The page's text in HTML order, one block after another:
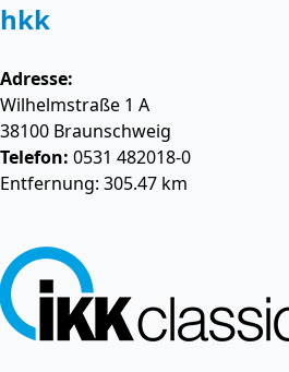
hkk
Adresse:
Wilhelmstraße 1 A
38100 Braunschweig
Telefon: 0531 482018-0
Entfernung: 305.47 km